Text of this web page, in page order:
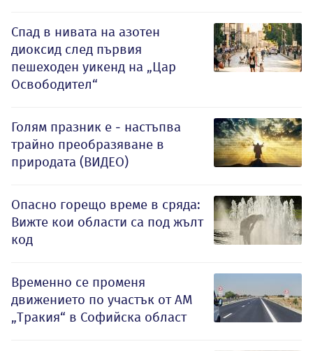
Спад в нивата на азотен
диоксид след първия
пешеходен уикенд на „Цар
Освободител“
Голям празник е - настъпва
трайно преобразяване в
природата (ВИДЕО)
Опасно горещо време в сряда:
Вижте кои области са под жълт
код
Временно се променя
движението по участък от АМ
„Тракия“ в Софийска област